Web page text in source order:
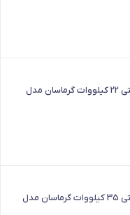
هیتر تابشی لوله‌ای صنعتی 22 کیلووات گرماسان مدل
هیتر تابشی لوله‌ای صنعتی 35 کیلووات گرماسان مدل